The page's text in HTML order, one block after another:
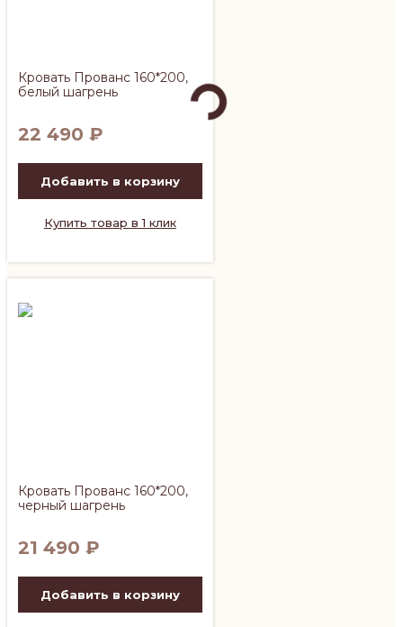
Кровать Прованс 160*200,
белый шагрень
22 490 ₽
Добавить в корзину
Купить товар в 1 клик
Кровать Прованс 160*200,
черный шагрень
21 490 ₽
Добавить в корзину